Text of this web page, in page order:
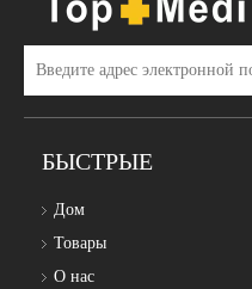
БЫСТРЫЕ
Дом
Товары
О нас